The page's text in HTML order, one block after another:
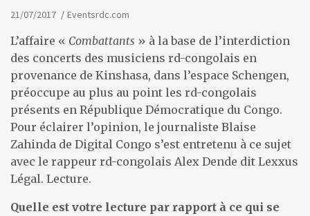
21/07/2017 Eventsrdc.com
L’affaire « Combattants » à la base de l’interdiction
des concerts des musiciens rd-congolais en
provenance de Kinshasa, dans l’espace Schengen,
préoccupe au plus au point les rd-congolais
présents en République Démocratique du Congo.
Pour éclairer l’opinion, le journaliste Blaise
Zahinda de Digital Congo s’est entretenu à ce sujet
avec le rappeur rd-congolais Alex Dende dit Lexxus
Légal. Lecture.
Quelle est votre lecture par rapport à ce qui se